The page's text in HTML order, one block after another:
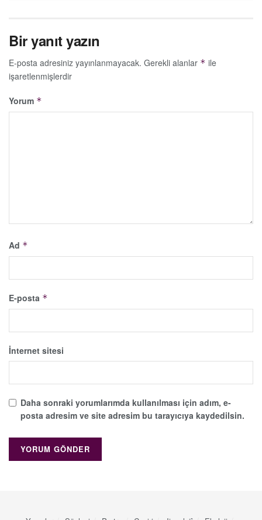
Bir yanıt yazın
E-posta adresiniz yayınlanmayacak. Gerekli alanlar * ile
işaretlenmişlerdir
Yorum *
Ad *
E-posta *
İnternet sitesi
Daha sonraki yorumlarımda kullanılması için adım, e-
posta adresim ve site adresim bu tarayıcıya kaydedilsin.